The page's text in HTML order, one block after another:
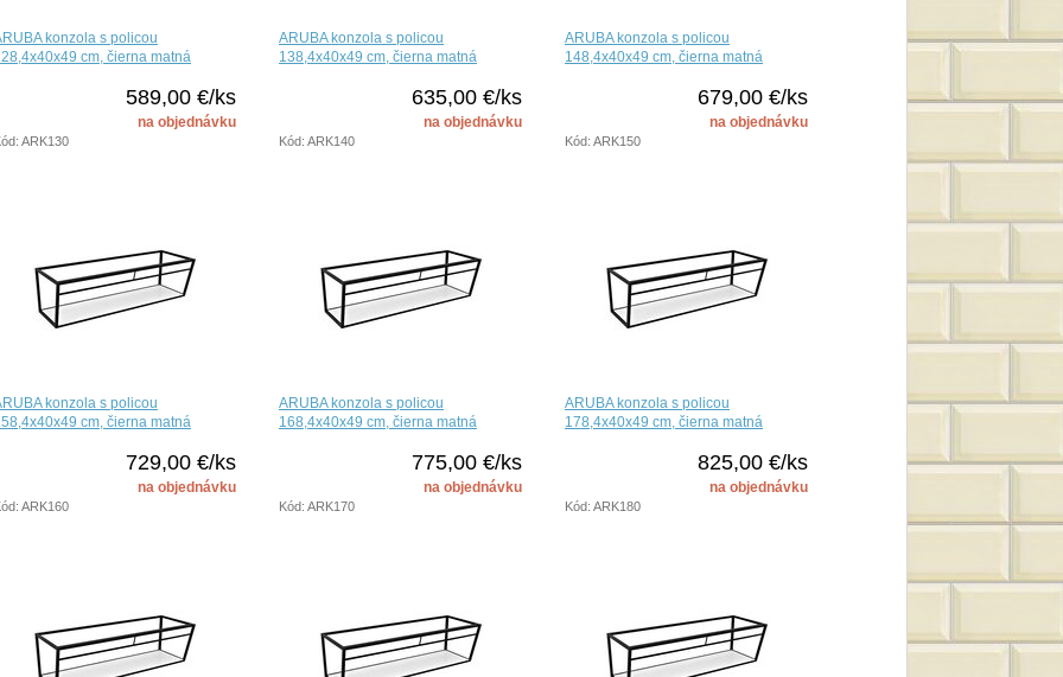
konzola s policou
cm, čierna matná
589,00 €/ks
na objednávku
ARK130
ARUBA konzola s policou
138,4x40x49 cm, čierna matná
635,00 €/ks
na objednávku
Kód: ARK140
ARUBA konzola s policou
148,4x40x49 cm, čierna matná
679,00 €/ks
na objednávku
Kód: ARK150
konzola s policou
cm, čierna matná
729,00 €/ks
na objednávku
ARK160
ARUBA konzola s policou
168,4x40x49 cm, čierna matná
775,00 €/ks
na objednávku
Kód: ARK170
ARUBA konzola s policou
178,4x40x49 cm, čierna matná
825,00 €/ks
na objednávku
Kód: ARK180